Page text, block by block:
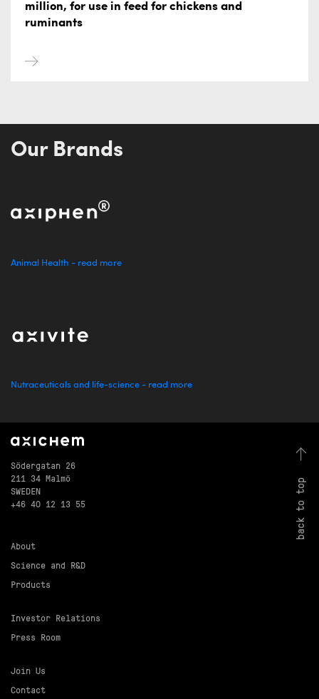
million, for use in feed for chickens and
ruminants
Our Brands
Animal Health - read more
Nutraceuticals and life-science - read more
back to top
Södergatan 26
211 34 Malmö
SWEDEN
+46 40 12 13 55
About
Science and R&D
Products
Investor Relations
Press Room
Join Us
Contact